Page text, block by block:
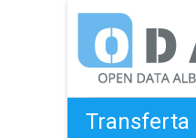
content
Open Data
Transferta